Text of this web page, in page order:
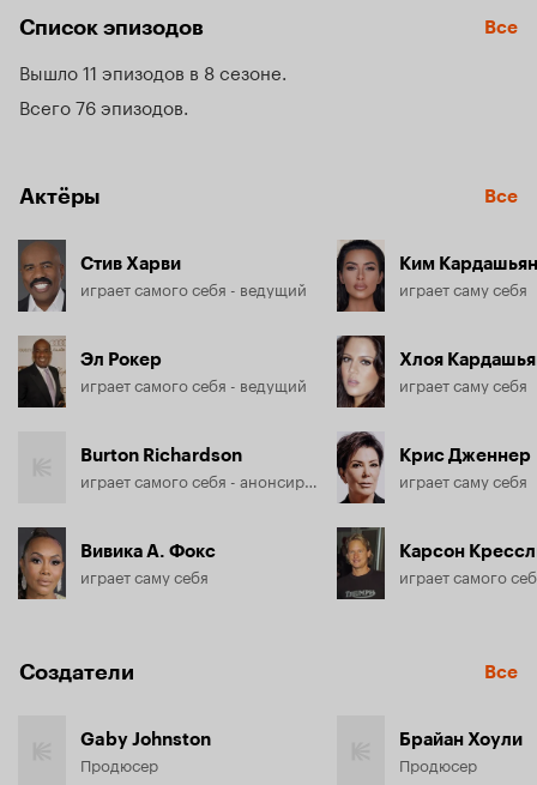
Список эпизодов Все
Вышло 11 эпизодов в 8 сезоне
Всего 76 эпизодов
Актёры Все
Стив Харви
играет самого себя - ведущий
Эл Рокер
играет самого себя - ведущий
Burton Richardson
играет самого себя - анонсирующий
Вивика А. Фокс
играет саму себя
Ким Кардашьян
играет саму себя
Хлоя
играет саму себя
Крис Дженнер
играет саму себя
Карсон
играет самого
Создатели Все
Gaby Johnston
Продюсер
Брайан Хоули
Продюсер